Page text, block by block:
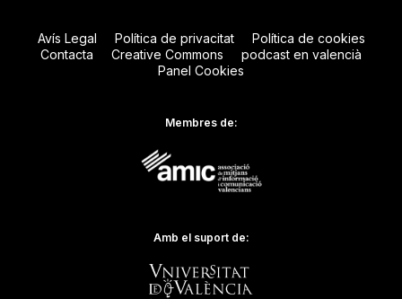
Avís Legal Política de privacitat
Política de cookies
Contacta
Creative Commons
podcast en valencià
Panel Cookies
Membres de:
Amb el suport de: